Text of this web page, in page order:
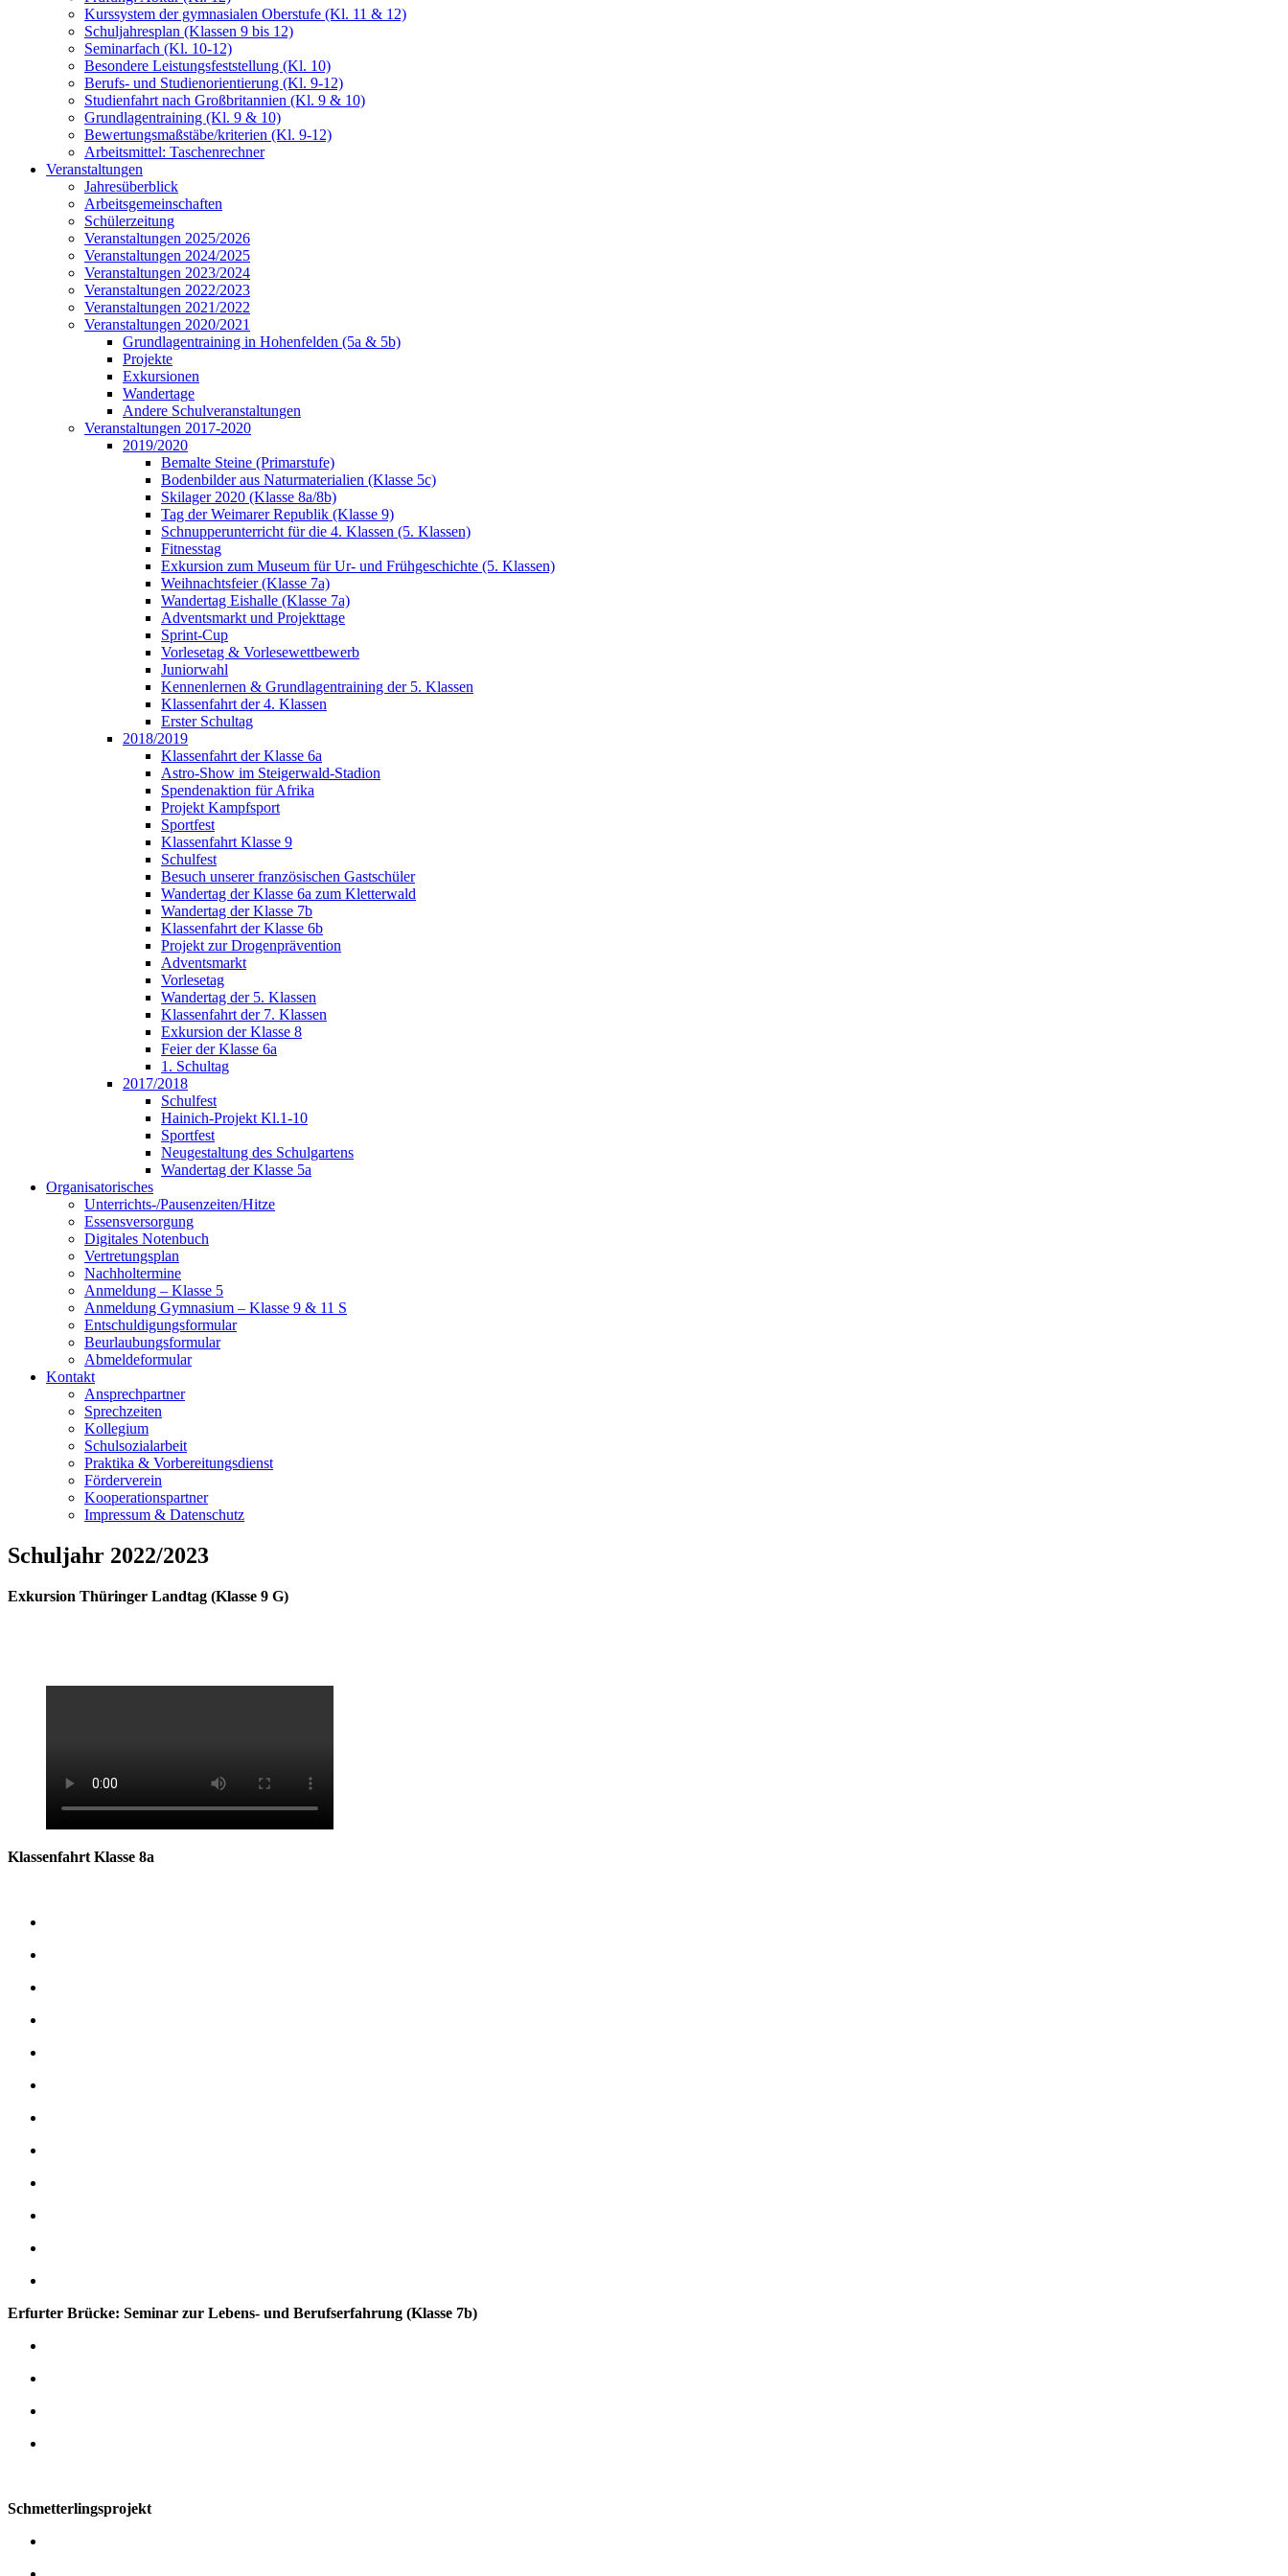
Kurssystem der gymnasialen Oberstufe (Kl. 11 & 12)
Schuljahresplan (Klassen 9 bis 12)
Seminarfach (Kl. 10-12)
Besondere Leistungsfeststellung (Kl. 10)
Berufs- und Studienorientierung (Kl. 9-12)
Studienfahrt nach Großbritannien (Kl. 9 & 10)
Grundlagentraining (Kl. 9 & 10)
Bewertungsmaßstäbe/kriterien (Kl. 9-12)
Arbeitsmittel: Taschenrechner
Veranstaltungen
Jahresüberblick
Arbeitsgemeinschaften
Schülerzeitung
Veranstaltungen 2025/2026
Veranstaltungen 2024/2025
Veranstaltungen 2023/2024
Veranstaltungen 2022/2023
Veranstaltungen 2021/2022
Veranstaltungen 2020/2021
Grundlagentraining in Hohenfelden (5a & 5b)
Projekte
Exkursionen
Wandertage
Andere Schulveranstaltungen
Veranstaltungen 2017-2020
2019/2020
Bemalte Steine (Primarstufe)
Bodenbilder aus Naturmaterialien (Klasse 5c)
Skilager 2020 (Klasse 8a/8b)
Tag der Weimarer Republik (Klasse 9)
Schnupperunterricht für die 4. Klassen (5. Klassen)
Fitnesstag
Exkursion zum Museum für Ur- und Frühgeschichte (5. Klassen)
Weihnachtsfeier (Klasse 7a)
Wandertag Eishalle (Klasse 7a)
Adventsmarkt und Projekttage
Sprint-Cup
Vorlesetag & Vorlesewettbewerb
Juniorwahl
Kennenlernen & Grundlagentraining der 5. Klassen
Klassenfahrt der 4. Klassen
Erster Schultag
2018/2019
Klassenfahrt der Klasse 6a
Astro-Show im Steigerwald-Stadion
Spendenaktion für Afrika
Projekt Kampfsport
Sportfest
Klassenfahrt Klasse 9
Schulfest
Besuch unserer französischen Gastschüler
Wandertag der Klasse 6a zum Kletterwald
Wandertag der Klasse 7b
Klassenfahrt der Klasse 6b
Projekt zur Drogenprävention
Adventsmarkt
Vorlesetag
Wandertag der 5. Klassen
Klassenfahrt der 7. Klassen
Exkursion der Klasse 8
Feier der Klasse 6a
1. Schultag
2017/2018
Schulfest
Hainich-Projekt Kl.1-10
Sportfest
Neugestaltung des Schulgartens
Wandertag der Klasse 5a
Organisatorisches
Unterrichts-/Pausenzeiten/Hitze
Essensversorgung
Digitales Notenbuch
Vertretungsplan
Nachholtermine
Anmeldung – Klasse 5
Anmeldung Gymnasium – Klasse 9 & 11 S
Entschuldigungsformular
Beurlaubungsformular
Abmeldeformular
Kontakt
Ansprechpartner
Sprechzeiten
Kollegium
Schulsozialarbeit
Praktika & Vorbereitungsdienst
Förderverein
Kooperationspartner
Impressum & Datenschutz
Schuljahr 2022/2023
Exkursion Thüringer Landtag (Klasse 9 G)
Klassenfahrt Klasse 8a
Erfurter Brücke: Seminar zur Lebens- und Berufserfahrung (Klasse 7b)
Schmetterlingsprojekt